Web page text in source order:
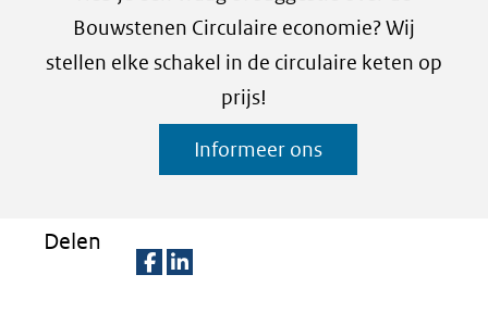
Bouwstenen Circulaire economie? Wij
stellen elke schakel in de circulaire keten op
prijs!
Informeer ons
Delen